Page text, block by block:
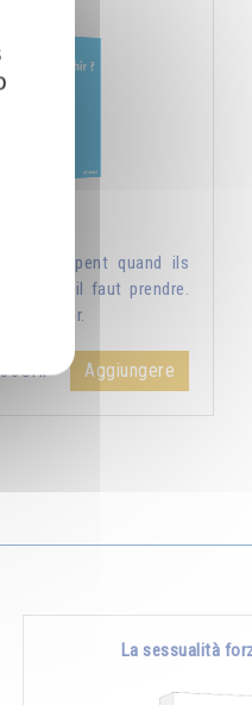
se trompent quand ils
il faut prendre.
donner.
Aggiungere
La sessualità